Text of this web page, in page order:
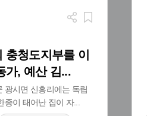
충청도지부를 이
가, 예산 김...
광시면 신흥리에는 독립
종이 태어난 집이 자...